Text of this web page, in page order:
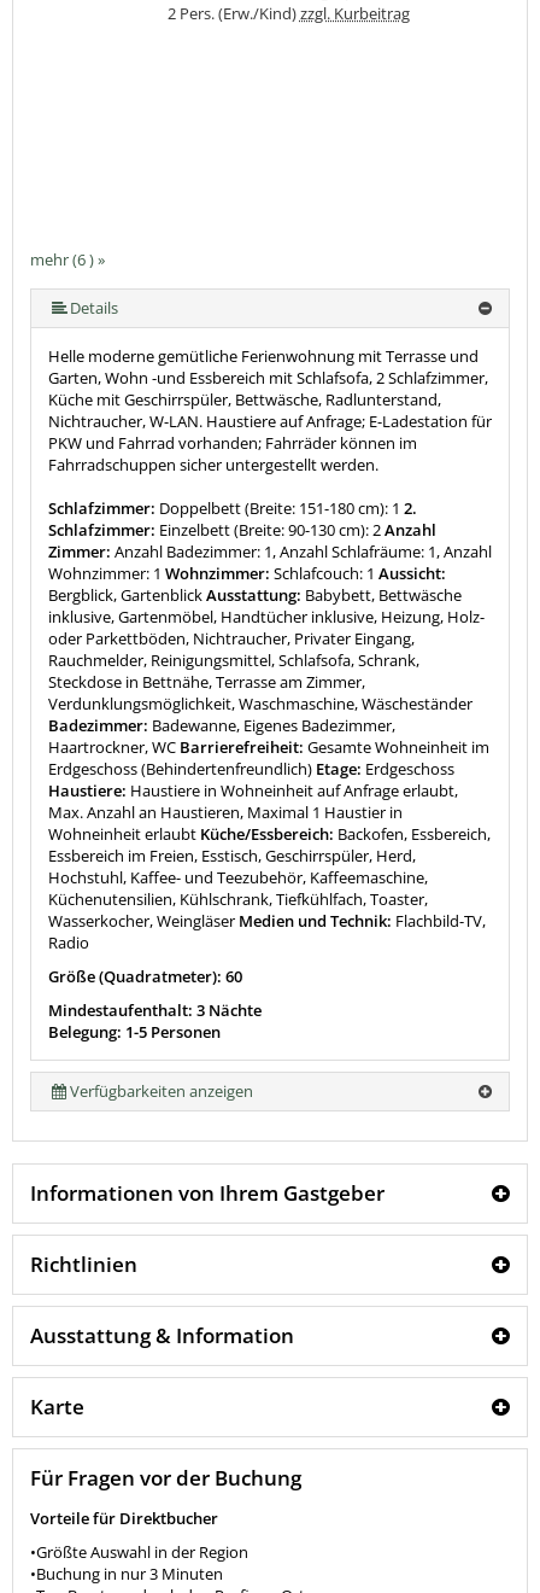
mehr (6 ) »
mehr (6 ) »
mehr (6 ) »
2 Pers. (Erw./Kind)zzgl. Kurbeitrag
Details
Helle moderne gemütliche Ferienwohnung mit Terrasse und
Garten, Wohn -und Essbereich mit Schlafsofa, 2 Schlafzimmer,
Küche mit Geschirrspüler, Bettwäsche, Radlunterstand,
Nichtraucher, W-LAN. Haustiere auf Anfrage; E-Ladestation für
PKW und Fahrrad vorhanden; Fahrräder können im
Fahrradschuppen sicher untergestellt werden.
Schlafzimmer: Doppelbett (Breite: 151-180 cm): 1 2.
Schlafzimmer: Einzelbett (Breite: 90-130 cm): 2Anzahl
Zimmer: Anzahl Badezimmer: 1, Anzahl Schlafräume: 1, Anzahl
Wohnzimmer: 1 Wohnzimmer: Schlafcouch: 1 Aussicht:
Bergblick, GartenblickAusstattung: Babybett, Bettwäsche
inklusive, Gartenmöbel, Handtücher inklusive, Heizung, Holz-
oder Parkettböden, Nichtraucher, Privater Eingang,
Rauchmelder, Reinigungsmittel, Schlafsofa, Schrank,
Steckdose in Bettnähe, Terrasse am Zimmer,
Verdunklungsmöglichkeit, Waschmaschine, Wäscheständer
Badezimmer: Badewanne, Eigenes Badezimmer,
Haartrockner, WC Barrierefreiheit: Gesamte Wohneinheit im
Erdgeschoss (Behindertenfreundlich) Etage: Erdgeschoss
Haustiere: Haustiere in Wohneinheit auf Anfrage erlaubt,
Max. Anzahl an Haustieren, Maximal 1 Haustier in
Wohneinheit erlaubt Küche/Essbereich: Backofen, Essbereich,
Essbereich im Freien, Esstisch, Geschirrspüler, Herd,
Hochstuhl, Kaffee- und Teezubehör, Kaffeemaschine,
Küchenutensilien, Kühlschrank, Tiefkühlfach, Toaster,
Wasserkocher, Weingläser Medien und Technik: Flachbild-TV,
Radio
Größe (Quadratmeter): 60
Mindestaufenthalt: 3 Nächte
Belegung: 1-5 Personen
Verfügbarkeiten anzeigen
Informationen von Ihrem Gastgeber
Richtlinien
Ausstattung & Information
Karte
Für Fragen vor der Buchung
Vorteile für Direktbucher
•Größte Auswahl in der Region
•Buchung in nur 3 Minuten